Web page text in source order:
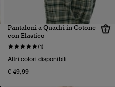
Pantaloni a Quadri in Cotone
con Elastico
(1)
Altri colori disponibili
€ 49,99